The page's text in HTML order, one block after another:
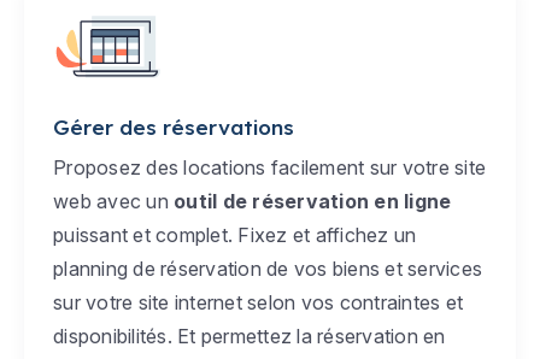
Gérer des réservations
Proposez des locations facilement sur votre site
web avec un outil de réservation en ligne
puissant et complet. Fixez et affichez un
planning de réservation de vos biens et services
sur votre site internet selon vos contraintes et
disponibilités. Et permettez la réservation en